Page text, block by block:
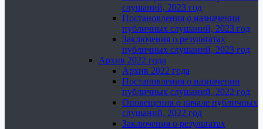
слушаний, 2023 год
Постановления о назначении
публичных слушаний, 2023 год
Заключения о результатах
публичных слушаний, 2023 год
Архив 2022 года
Архив 2022 года
Постановления о назначении
публичных слушаний, 2022 год
Оповещения о начале публичных
слушаний, 2022 год
Заключения о результатах